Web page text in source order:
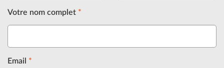
Votre nom complet *
Email *